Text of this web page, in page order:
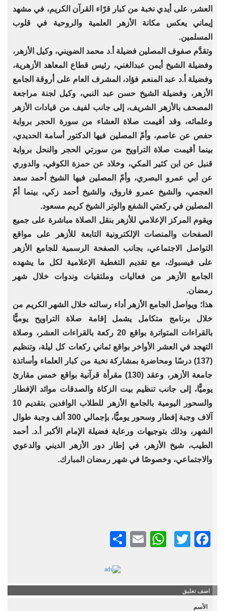
العشر، على أيدي نخبة من كبار قرّاء القرآن الكريم، في مشهد
إيماني يعكس مكانة الأزهر العلمية والروحية في قلوب
المسلمين.
وتقدَّم صفوف المصلين فضيلة أ.د محمد الضويني، وكيل الأزهر،
وفضيلة الشيخ أيمن عبدالغني، رئيس قطاع المعاهد الأزهرية،
وفضيلة أ.د عبد المنعم فؤاد، المشرف العام على أروقة الجامع
الأزهر، وفضيلة الشيخ حسن عبد النبي، وكيل لجنة مراجعة
المصحف بالأزهر الشريف، إلى جانب لفيف من قيادات الأزهر
وعلمائه، وقد أقيمت صلاة العشاء من سورة الحجر برواية
‏حفص عن عاصم، وأمّ المصلين فيها الدكتور أسامة الحديدي،
بينما أقيمت صلاة التراويح من سورتي الحجر والنحل برواية
قنبل عن ابن كثير المكي، وخلاد عن حمزة الكوفي، والدوري
عن أبي عمرو البصري، وأمّ المصلين فيها الشيخ أحمد سعد
العجمي، والشيخ عمرو فاروق، والشيخ أحمد زكي، بينما أمّ
المصلين في ركعتي الشفع والوتر الشيخ كريم مسعود.
ويقوم المركز الإعلامي ‏للأزهر بنقل الصلاة مباشرة على جميع
الصفحات والمنصات الإلكترونية التابعة للأزهر على ‏مواقع
التواصل ‏الاجتماعي، بجانب الصفحة الرسمية للجامع الأزهر
على فيسبوك، مع تقديم التغطية الإعلامية لكل ما يشهده
الجامع الأزهر من فعاليات وملتقيات وندوات خلال شهر
رمضان.
هذا؛ ويواصل الجامع الأزهر أداء رسالته خلال الشهر الكريم من
خلال برنامج متكامل يشمل إقامة صلاة التراويح يوميًّا
بالقراءات المتواترة بواقع 20 ركعة بالقراءات العشر، وصلاة
التهجد في العشر الأواخر بواقع ثماني ركعات كل ليلة، وتنظيم
(137) درسًا ومحاضرة بمشاركة نخبة من كبار العلماء وأساتذة
جامعة الأزهر، وعقد (130) مقرأة قرآنية بواقع خمس مقارئ
يوميًّا، إلى جانب تنظيم بيت الزكاة والصدقات موائد الإفطار
والسحور اليومية بالجامع الأزهر للطلاب الوافدين بتقديم 10
آلاف وجبة إفطار وسحور يوميًّا، بإجمالي 300 ألف وجبة طوال
الشهر، وذلك بتوجيهات ورعاية فضيلة الإمام الأكبر أ.د. أحمد
الطيب، شيخ الأزهر، في إطار دور الأزهر الديني والدعوي
والاجتماعي، وخصوصًا في شهر رمضان المبارك.
Facebook
Twitter
WhatsApp
Email
اضف تعليق
الأسم